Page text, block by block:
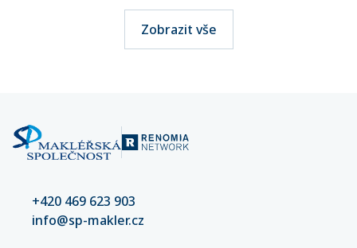
Zobrazit vše
+420 469 623 903
info@sp-makler.cz